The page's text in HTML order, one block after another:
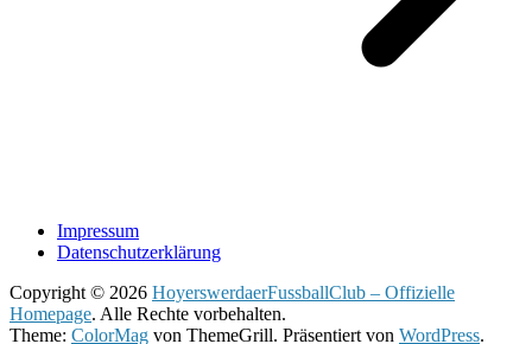
Impressum
Datenschutzerklärung
Copyright © 2026 HoyerswerdaerFussballClub – Offizielle
Homepage. Alle Rechte vorbehalten.
Theme: ColorMag von ThemeGrill. Präsentiert von WordPress.